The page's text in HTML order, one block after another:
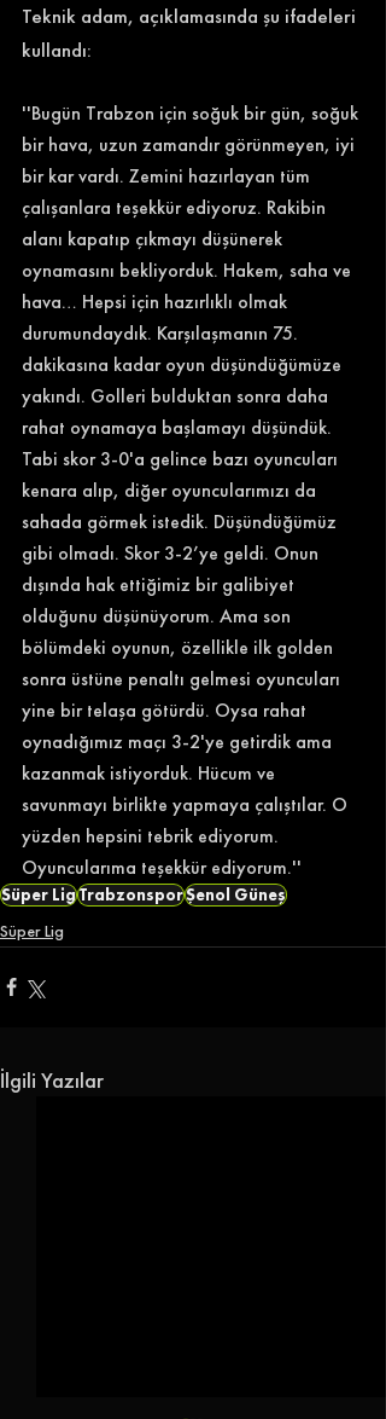
Teknik adam, açıklamasında şu ifadeleri
kullandı:
''Bugün Trabzon için soğuk bir gün, soğuk
bir hava, uzun zamandır görünmeyen, iyi
bir kar vardı. Zemini hazırlayan tüm
çalışanlara teşekkür ediyoruz. Rakibin
alanı kapatıp çıkmayı düşünerek
oynamasını bekliyorduk. Hakem, saha ve
hava… Hepsi için hazırlıklı olmak
durumundaydık. Karşılaşmanın 75.
dakikasına kadar oyun düşündüğümüze
yakındı. Golleri bulduktan sonra daha
rahat oynamaya başlamayı düşündük.
Tabi skor 3-0'a gelince bazı oyuncuları
kenara alıp, diğer oyuncularımızı da
sahada görmek istedik. Düşündüğümüz
gibi olmadı. Skor 3-2’ye geldi. Onun
dışında hak ettiğimiz bir galibiyet
olduğunu düşünüyorum. Ama son
bölümdeki oyunun, özellikle ilk golden
sonra üstüne penaltı gelmesi oyuncuları
yine bir telaşa götürdü. Oysa rahat
oynadığımız maçı 3-2'ye getirdik ama
kazanmak istiyorduk. Hücum ve
savunmayı birlikte yapmaya çalıştılar. O
yüzden hepsini tebrik ediyorum.
Oyuncularıma teşekkür ediyorum.''
Süper LigTrabzonsporŞenol Güneş
Süper Lig
İlgili Yazılar